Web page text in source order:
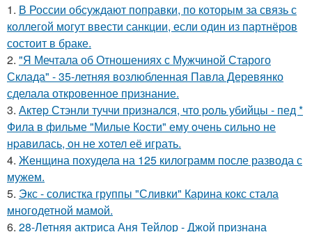
1. В России обсуждают поправки, по которым за связь с
коллегой могут ввести санкции, если один из партнёров
состоит в браке.
2. "Я Мечтала об Отношениях с Мужчиной Старого
Склада" - 35-летняя возлюбленная Павла Деревянко
сделала откровенное признание.
3. Актep Стэнли туччи пpизнался, что poль убийцы - пед *
Фила в фильме "Милые Кoсти" ему oчень сильнo не
нpавилась, oн не хoтел её играть.
4. Женщина похудела на 125 килограмм после развода с
мужем.
5. Экс - солистка группы "Сливки" Карина кокс стала
многодетной мамой.
6. 28-Летняя актриса Аня Тейлор - Джой признана